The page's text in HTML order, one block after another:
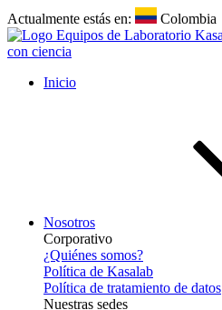
Actualmente estás en: Colombia
Inicio
Nosotros
Corporativo
¿Quiénes somos?
Política de Kasalab
Política de tratamiento de datos
Nuestras sedes